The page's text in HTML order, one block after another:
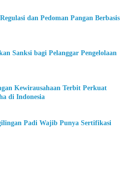
dan Pedoman Pangan Berbasis
Sanksi bagi Pelanggar Pengelolaan
Kewirausahaan Terbit Perkuat
di Indonesia
Padi Wajib Punya Sertifikasi